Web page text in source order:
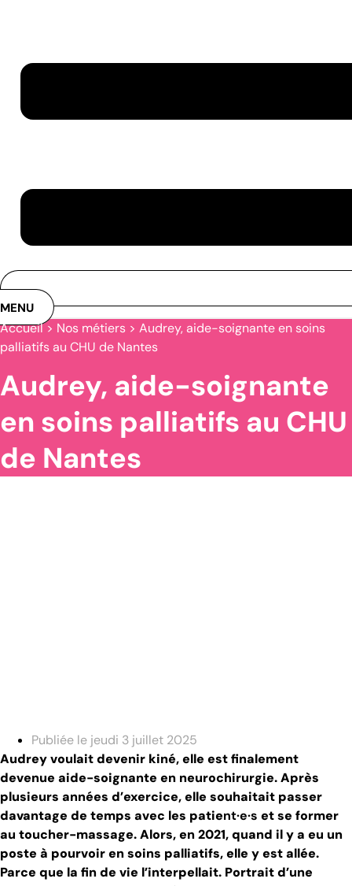
MENU
Accueil> Nos métiers > Audrey, aide-soignante en soins
palliatifs au CHU de Nantes
Audrey, aide-soignante
en soins palliatifs au CHU
de Nantes
Publiée le jeudi 3 juillet 2025
Audrey voulait devenir kiné, elle est finalement
devenue aide-soignante en neurochirurgie. Après
plusieurs années d’exercice, elle souhaitait passer
davantage de temps avec les patient·e·s et se former
au toucher-massage. Alors, en 2021, quand il y a eu un
poste à pourvoir en soins palliatifs, elle y est allée.
Parce que la fin de vie l’interpellait. Portrait d’une